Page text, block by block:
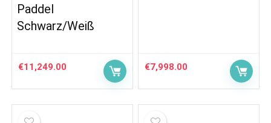
Paddel
Schwarz/Weiß
€11,249.00 €7,998.00